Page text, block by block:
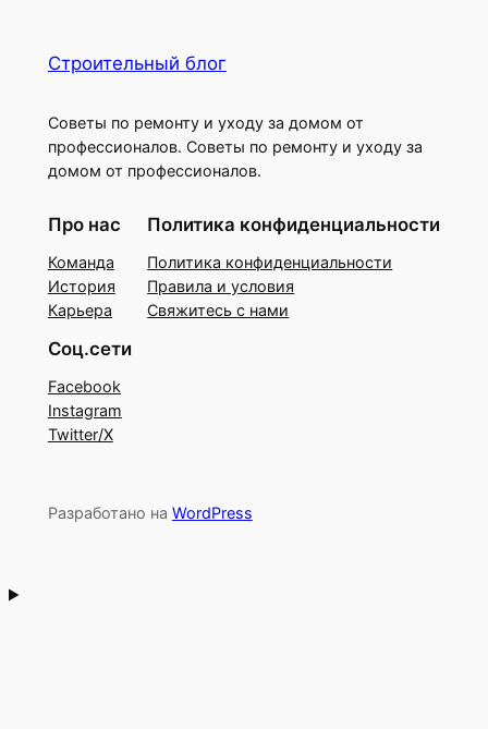
Строительный блог
Советы по ремонту и уходу за домом от
профессионалов. Советы по ремонту и уходу за
домом от профессионалов.
Про нас
Команда
История
Карьера
Политика конфиденциальности
Политика конфиденциальности
Правила и условия
Свяжитесь с нами
Соц.сети
Facebook
Instagram
Twitter/X
Разработано на WordPress